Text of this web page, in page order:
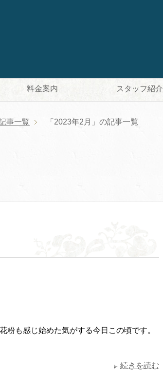
料金案内 スタッフ紹介
事一覧 「2023年2月」の記事一覧
粉も感じ始めた気がする今日この頃です。
続きを読む